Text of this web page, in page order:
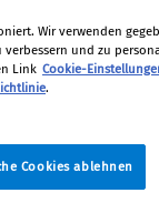
Wir verwenden
und zu
Link Cookie-
.
Cookies ablehnen